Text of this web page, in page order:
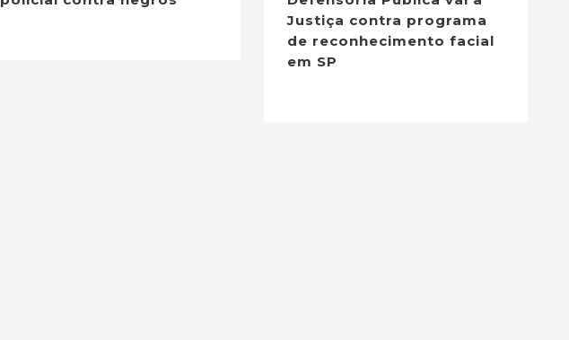
Justiça contra programa
de reconhecimento facial
em SP